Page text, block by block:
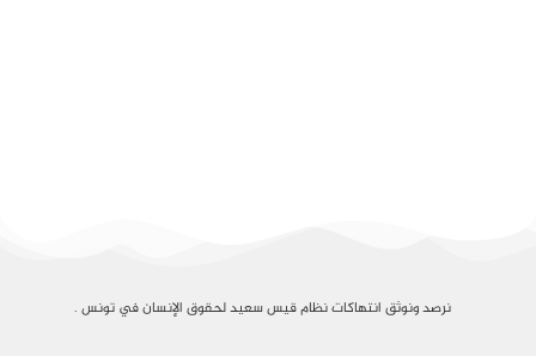
نرصد ونوثق انتهاكات نظام قيس سعيد لحقوق الإنسان في تونس .